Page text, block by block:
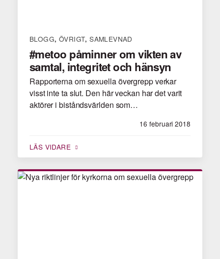
BLOGG, ÖVRIGT,SAMLEVNAD
#metoo påminner om vikten av
samtal, integritet och hänsyn
16 februari 2018
Rapporterna om sexuella övergrepp verkar
visst inte ta slut. Den här veckan har det varit
aktörer i biståndsvärlden som…
LÄS VIDARE